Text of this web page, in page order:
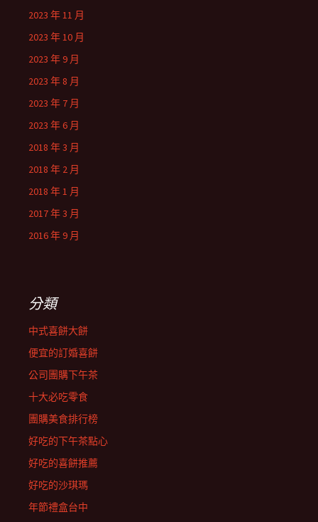
2023 年 11 月
2023 年 10 月
2023 年 9 月
2023 年 8 月
2023 年 7 月
2023 年 6 月
2018 年 3 月
2018 年 2 月
2018 年 1 月
2017 年 3 月
2016 年 9 月
分類
中式喜餅大餅
便宜的訂婚喜餅
公司團購下午茶
十大必吃零食
團購美食排行榜
好吃的下午茶點心
好吃的喜餅推薦
好吃的沙琪瑪
年節禮盒台中